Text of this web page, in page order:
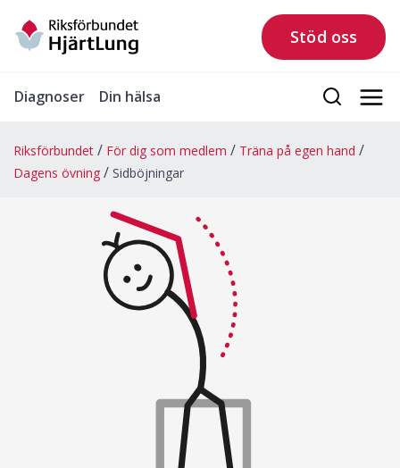
Stöd oss
Diagnoser Din hälsa
Riksförbundet För dig som medlem
Träna på egen hand
Dagens övning
Sidböjningar